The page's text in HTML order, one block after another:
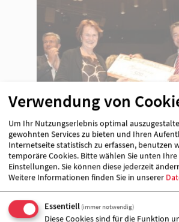
Den 2. Preis , ein Gutschein des
im Wert von 500 € ging an Conny
Falkensee.
Frau Henkel reagierte spontan und
500 € an die Familie Lieske aus
derzeit aufgrund der
Verwendung von
Um Ihr Nutzungserlebnis optimal
gewohnten Services zu bieten und Ihren
Internetseite statistisch zu erfassen, benutzen
temporäre Cookies. Bitte wählen Sie unten
Einstellungen. Sie können diese jederzeit
Weitere Informationen finden Sie in unserer
Essentiell (immer notwendig)
Diese Cookies sind für die Funktion